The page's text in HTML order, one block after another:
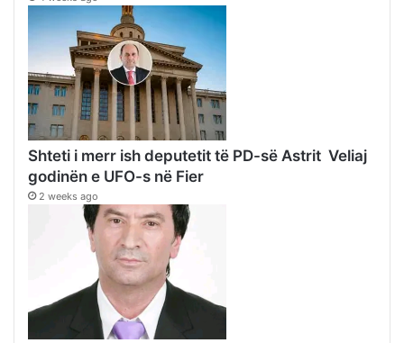
Shteti i merr ish deputetit të PD-së Astrit Veliaj
godinën e UFO-s në Fier
2 weeks ago